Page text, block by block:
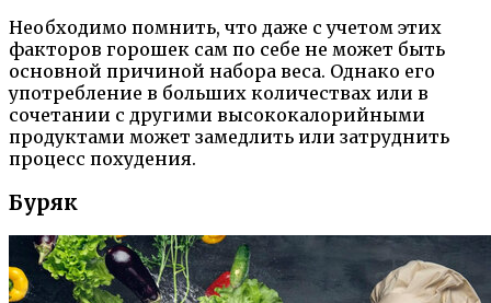
Необходимо помнить, что даже с учетом этих
факторов горошек сам по себе не может быть
основной причиной набора веса. Однако его
употребление в больших количествах или в
сочетании с другими высококалорийными
продуктами может замедлить или затруднить
процесс похудения.
Буряк